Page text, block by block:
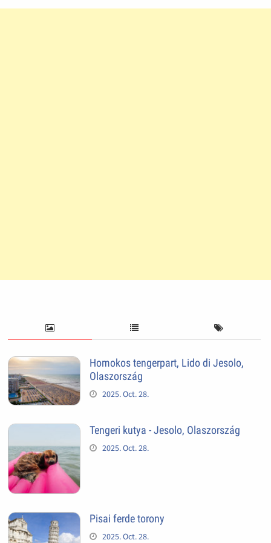
Homokos tengerpart, Lido di Jesolo,
Olaszország
2025. Oct. 28.
Tengeri kutya - Jesolo, Olaszország
2025. Oct. 28.
Pisai ferde torony
2025. Oct. 28.